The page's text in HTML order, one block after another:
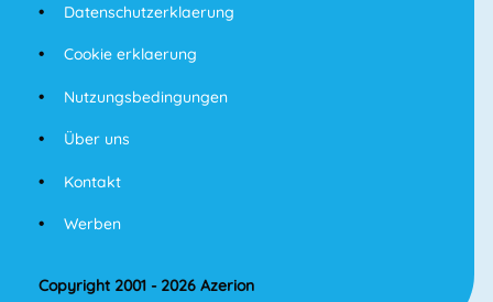
Datenschutzerklaerung
Cookie erklaerung
Nutzungsbedingungen
Über uns
Kontakt
Werben
Copyright 2001 - 2026 Azerion